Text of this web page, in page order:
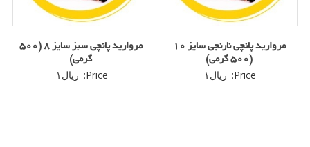
مروارید پانچی نارنجی سایز 10
(500 گرمی)
Price: ریال ۱
مروارید پانچی سبز سایز 8 (500
گرمی)
Price: ریال ۱